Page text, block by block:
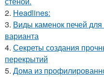
2. Headlines:
3. Виды каменок печей
варианта
4. Секреты создания
перекрытий
5. Дома из